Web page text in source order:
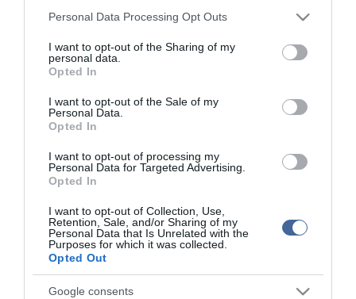
Please note that this website/app uses one or more Google
not limited to your visit or usage behaviour. You may click to
grant or deny consent to Google and its third-party tags to
use your data for below specified purposes in below Google
consent section.
Personal Data Processing Opt Outs
I want to opt-out of the Sharing of my
personal data.
Opted In
I want to opt-out of the Sale of my
Personal Data.
Opted In
I want to opt-out of processing my
Personal Data for Targeted Advertising.
Opted In
I want to opt-out of Collection, Use,
Retention, Sale, and/or Sharing of my
Personal Data that Is Unrelated with the
Purposes for which it was collected.
Opted Out
Google consents
és nőtt a realista fogyasztók aránya.
Kapcsolódó írások:
Minőségromlás előtt a közszféra?
Magyarországon sok a minőségi éhező
Miért együnk biot?
tükrözik. A szerkesztőség mindössze a hírek publikációjával foglalkozik, a